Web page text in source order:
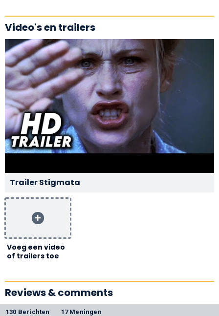
Video's en trailers
Trailer Stigmata
Voeg een video
of trailers toe
Reviews & comments
130 Berichten 17 Meningen